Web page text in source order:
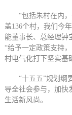
“包括朱村在内
盖136个村，我们今
能董事长、总经理钟
“给予一定政策支持
村电气化打下坚实基
“十五五”规划纲
导全社会参与，加快
生活新风尚。